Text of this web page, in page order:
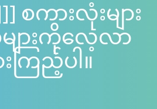
စကားလုံးများ
ျားကိုလေ့လာ
းကြည့်ပါ။